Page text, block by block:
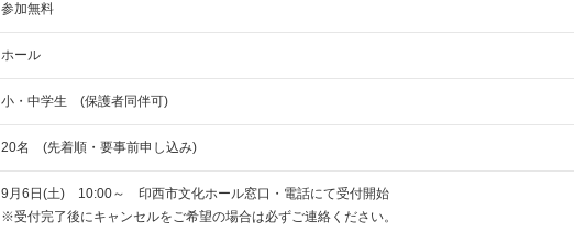
参加無料
ホール
小・中学生 (保護者同伴可)
20名 (先着順・要事前申し込み)
9月6日(土) 10:00～ 印西市文化ホール窓口・電話にて受付開始
※受付完了後にキャンセルをご希望の場合は必ずご連絡ください。